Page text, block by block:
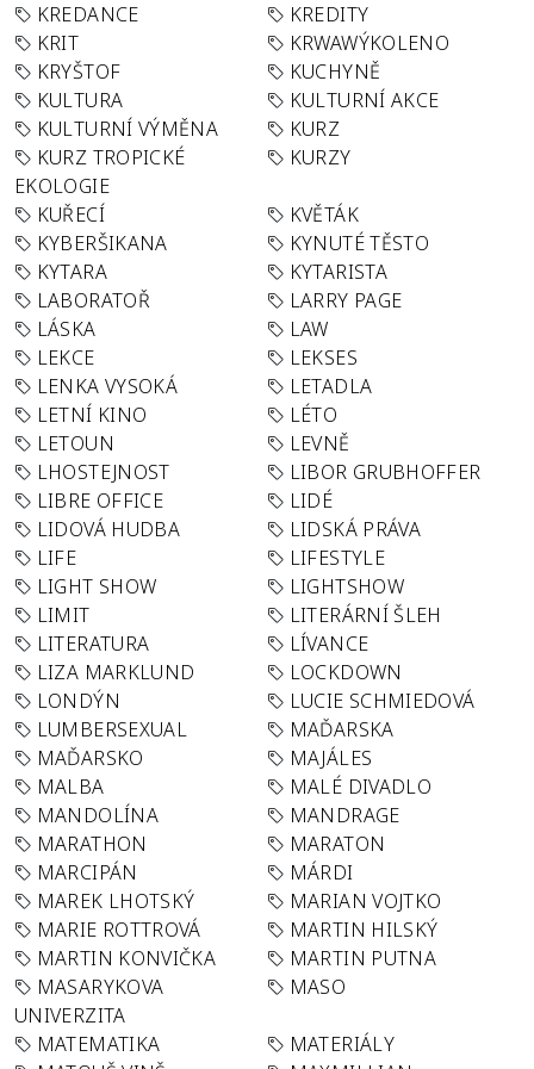
KREDANCE
KREDITY
KRIT
KRWAWÝKOLENO
KRYŠTOF
KUCHYNĚ
KULTURA
KULTURNÍ AKCE
KULTURNÍ VÝMĚNA
KURZ
KURZ TROPICKÉ
EKOLOGIE
KURZY
KUŘECÍ
KVĚTÁK
KYBERŠIKANA
KYNUTÉ TĚSTO
KYTARA
KYTARISTA
LABORATOŘ
LARRY PAGE
LÁSKA
LAW
LEKCE
LEKSES
LENKA VYSOKÁ
LETADLA
LETNÍ KINO
LÉTO
LETOUN
LEVNĚ
LHOSTEJNOST
LIBOR GRUBHOFFER
LIBRE OFFICE
LIDÉ
LIDOVÁ HUDBA
LIDSKÁ PRÁVA
LIFE
LIFESTYLE
LIGHT SHOW
LIGHTSHOW
LIMIT
LITERÁRNÍ ŠLEH
LITERATURA
LÍVANCE
LIZA MARKLUND
LOCKDOWN
LONDÝN
LUCIE SCHMIEDOVÁ
LUMBERSEXUAL
MAĎARSKA
MAĎARSKO
MAJÁLES
MALBA
MALÉ DIVADLO
MANDOLÍNA
MANDRAGE
MARATHON
MARATON
MARCIPÁN
MÁRDI
MAREK LHOTSKÝ
MARIAN VOJTKO
MARIE ROTTROVÁ
MARTIN HILSKÝ
MARTIN KONVIČKA
MARTIN PUTNA
MASARYKOVA
UNIVERZITA
MASO
MATEMATIKA
MATERIÁLY